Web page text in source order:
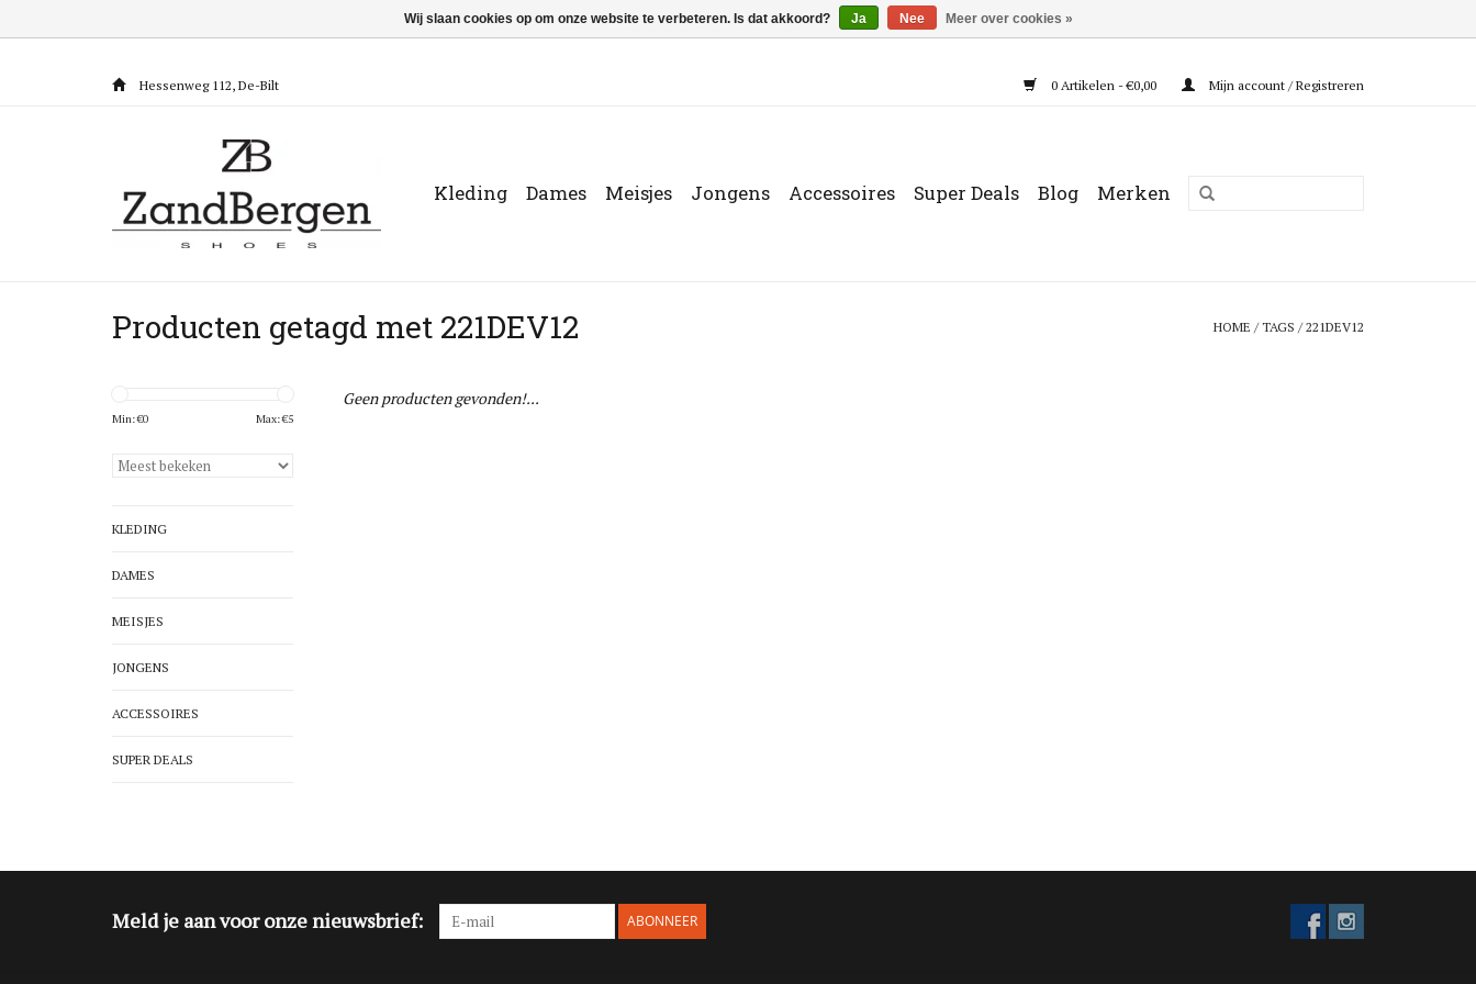
Hessenweg 112, De-Bilt 0 Artikelen - €0,00 Mijn account / Registreren
Kleding Dames Meisjes Jongens Accessoires Super Deals Blog Merken
Producten getagd met 221DEV12 HOME /TAGS /221DEV12
Min: €0 Max: €5
KLEDING
DAMES
MEISJES
JONGENS
ACCESSOIRES
SUPER DEALS
Geen producten gevonden!...
Meld je aan voor onze nieuwsbrief: ABONNEER
Wij slaan cookies op om onze website te verbeteren. Is dat akkoord? Ja Nee Meer over cookies »